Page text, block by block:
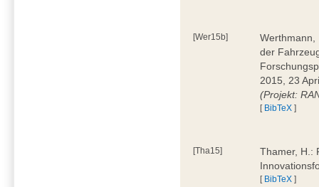
[Wer15b]
Werthmann,
der
2015, 23
(Projekt:
[ BibTeX ]
[Tha15]
Thamer, H.:
[ BibTeX ]